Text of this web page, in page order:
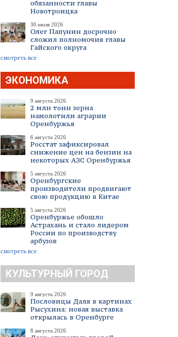
обязанности главы
Новотроицка
30 июля 2026
Олег Папунин досрочно
сложил полномочия главы
Гайского округа
смотреть все
ЭКОНОМИКА
9 августа 2026
2 млн тонн зерна
намолотили аграрии
Оренбуржья
6 августа 2026
Росстат зафиксировал
снижение цен на бензин на
некоторых АЗС Оренбуржья
5 августа 2026
Оренбургские
производители продвигают
свою продукцию в Китае
5 августа 2026
Оренбуржье обошло
Астрахань и стало лидером
России по производству
арбузов
смотреть все
КУЛЬТУРНЫЙ ГОРОД
9 августа 2026
Пословицы Даля в картинах
Рысухина: новая выставка
открылась в Оренбурге
8 августа 2026